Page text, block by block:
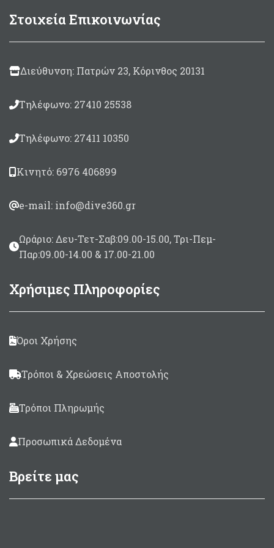
Στοιχεία Επικοινωνίας
Διεύθυνση: Πατρών 23, Κόρινθος 20131
Τηλέφωνο: 27410 25538
Τηλέφωνο: 27411 10350
Κινητό: 6976 406899
e-mail: info@dive360.gr
Ωράριο: Δευ-Τετ-Σαβ:09.00-15.00, Τρι-Πεμ-
Παρ:09.00-14.00 & 17.00-21.00
Χρήσιμες Πληροφορίες
Όροι Χρήσης
Τρόποι & Χρεώσεις Αποστολής
Τρόποι Πληρωμής
Προσωπικά Δεδομένα
Βρείτε μας